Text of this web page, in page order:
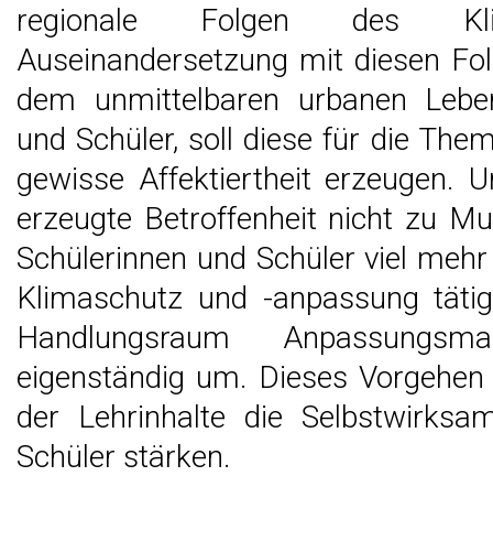
regionale Folgen des
Auseinandersetzung mit diesen
dem unmittelbaren urbanen
und Schüler, soll diese für die
gewisse Affektiertheit erzeugen.
erzeugte Betroffenheit nicht zu
Schülerinnen und Schüler viel
Klimaschutz und -anpassung
Handlungsraum
eigenständig um. Dieses
der Lehrinhalte die
Schüler stärken.